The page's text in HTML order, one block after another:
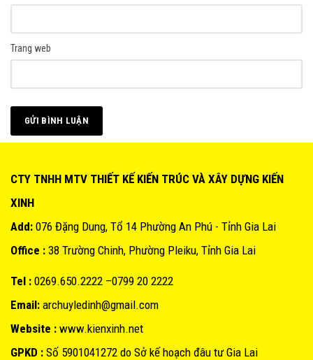
Trang web
CTY TNHH MTV THIẾT KẾ KIẾN TRÚC VÀ XÂY DỰNG KIẾN
XINH
Add: 076 Đặng Dung, Tổ 14 Phường An Phú - Tỉnh Gia Lai
Office : 38 Trường Chinh, Phường Pleiku, Tỉnh Gia Lai
Tel : 0269.650.2222 –0799 20 2222
Email: archuyledinh@gmail.com
Website : www.kienxinh.net
GPKD : Số 5901041272 do Sở kế hoạch đâu tư Gia Lai